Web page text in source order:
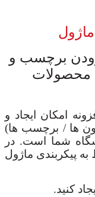
برچسب و
محصولات
امکان ایجاد و
ها / برچسب ها)
شما است. در
پیکربندی ماژول
کنید.